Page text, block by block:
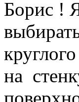
Борис !
на